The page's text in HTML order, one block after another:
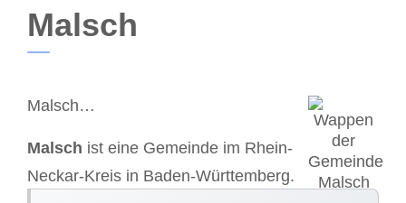
Malsch
Malsch…
Malsch ist eine Gemeinde im Rhein-
Neckar-Kreis in Baden-Württemberg.